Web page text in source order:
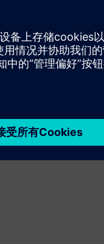
/解决方案进行
产品和自有产